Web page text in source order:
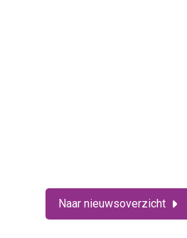
Naar nieuwsoverzicht